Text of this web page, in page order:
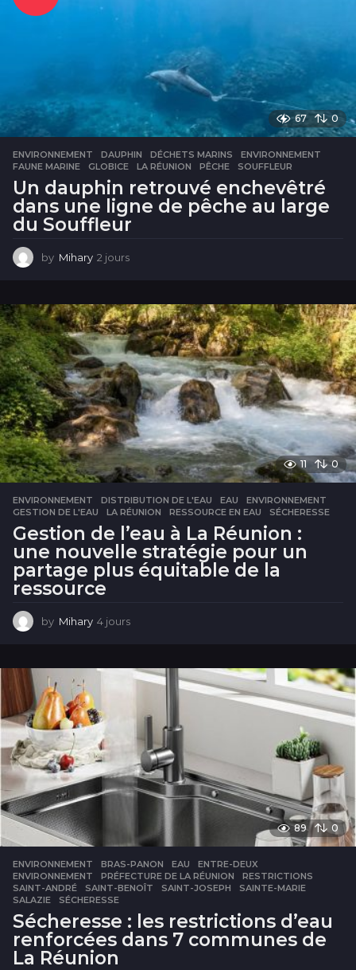
67 0
ENVIRONNEMENT DAUPHIN ,DÉCHETS MARINS ,ENVIRONNEMENT
FAUNE MARINE
,GLOBICE ,LA RÉUNION ,PÊCHE ,SOUFFLEUR
Un dauphin retrouvé enchevêtré
dans une ligne de pêche au large
du Souffleur
by Mihary 2 jours
u
r
s
11 0
ENVIRONNEMENT DISTRIBUTION DE L'EAU ,EAU ,ENVIRONNEMENT
GESTION DE L'EAU
,LA RÉUNION ,RESSOURCE EN EAU ,SÉCHERESSE
Gestion de l’eau à La Réunion :
une nouvelle stratégie pour un
partage plus équitable de la
ressource
by Mihary 4 jours
u
r
89 0
ENVIRONNEMENT BRAS-PANON ,EAU ,ENTRE-DEUX
ENVIRONNEMENT
,PRÉFECTURE DE LA RÉUNION ,RESTRICTIONS
SAINT-ANDRÉ
,SAINT-BENOÎT ,SAINT-JOSEPH ,SAINTE-MARIE
SALAZIE
,SÉCHERESSE
Sécheresse : les restrictions d’eau
renforcées dans 7 communes de
La Réunion